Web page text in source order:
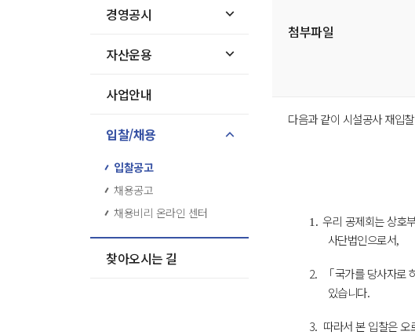
경영공시
자산운용
사업안내
입찰/채용
입찰공고
채용공고
채용비리 온라인 센터
찾아오시는 길
첨부파일
다음과 같이 시설공사 재입
1. 우리 공제회는상호
사단법인으로서,
2. 「국가를 당사자로
있습니다.
3. 따라서 본 입찰은